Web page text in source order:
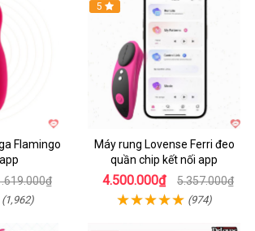
Flamingo
(1,962)
Hot
5
Máy rung Lovense Ferri đeo
quần chip kết nối app
4.500.000₫ 5.357.000₫
(974)